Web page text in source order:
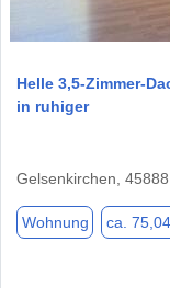
Helle 3,5-Zimmer-
in ruhiger
Gelsenkirchen, 45888
Wohnung ca.